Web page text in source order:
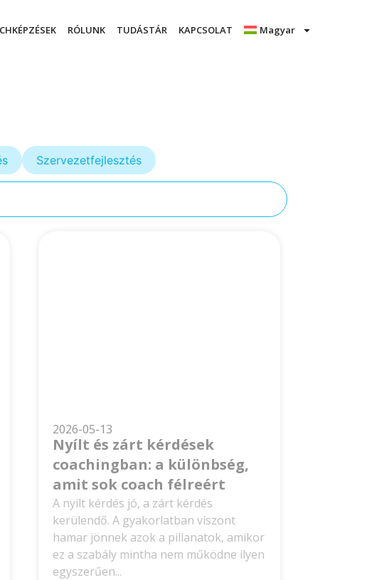
RÓLUNK TUDÁSTÁR KAPCSOLAT Magyar
Szervezetfejlesztés
2026-05-13
Nyílt és zárt kérdések
coachingban: a különbség,
amit sok coach félreért
A nyílt kérdés jó, a zárt kérdés
kerülendő. A gyakorlatban viszont
hamar jönnek azok a pillanatok, amikor
ez a szabály mintha nem működne ilyen
egyszerűen...